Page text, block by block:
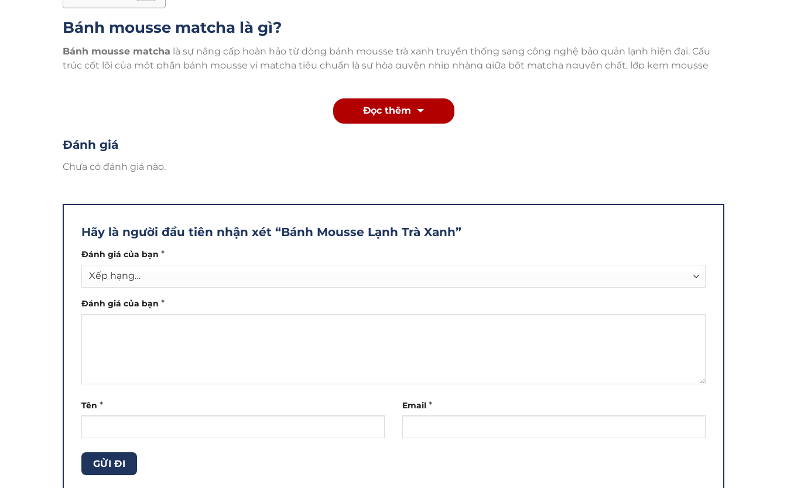
Bánh mousse matcha là gì?
Bánh mousse matcha là sự nâng cấp hoàn hảo từ dòng bánh mousse trà xanh truyền thống sang công nghệ bảo quản lạnh hiện đại. Cấu
trúc cốt lõi của một phần bánh mousse vị matcha tiêu chuẩn là sự hòa quyện nhịp nhàng giữa bột matcha nguyên chất, lớp kem mousse
Khác biệt hoàn toàn với những dòng bánh kem truyền thống thường sử dụng cốt bông lan dày và lớp kem phủ dễ gây ngấy, mousse trà
xanh lạnh chinh phục thực khách bởi texture đặc trưng: nhẹ như mây, tan chảy ngay khi chạm vào đầu lưỡi và để lại hậu vị đắng nhẹ tinh tế.
F&B lớn.
Đọc thêm
Đánh giá
Chưa có đánh giá nào.
Hãy là người đầu tiên nhận xét “Bánh Mousse Lạnh Trà Xanh”
Đánh giá của bạn *
Đánh giá của bạn *
Tên * Email *